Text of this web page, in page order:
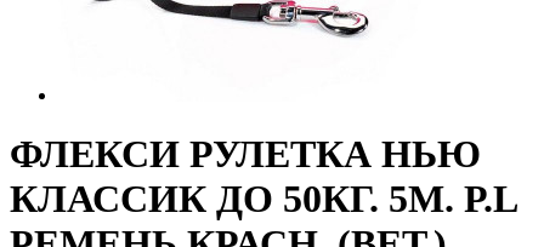
ФЛЕКСИ РУЛЕТКА НЬЮ
КЛАССИК ДО 50КГ. 5М. Р.L